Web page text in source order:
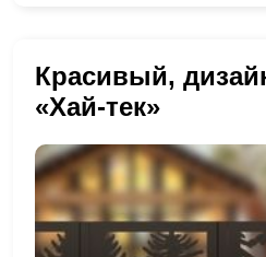
Красивый,
«Хай-тек»